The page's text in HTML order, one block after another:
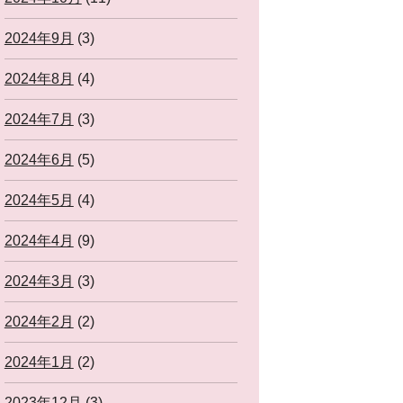
2024年9月 (3)
2024年8月 (4)
2024年7月 (3)
2024年6月 (5)
2024年5月 (4)
2024年4月 (9)
2024年3月 (3)
2024年2月 (2)
2024年1月 (2)